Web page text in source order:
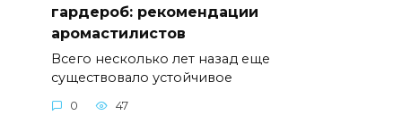
гардероб: рекомендации
аромастилистов
Всего несколько лет назад еще
существовало устойчивое
0 47